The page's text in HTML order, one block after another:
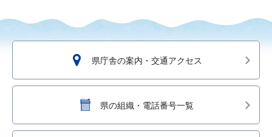
県庁舎の案内・交通アクセス
県の組織・電話番号一覧